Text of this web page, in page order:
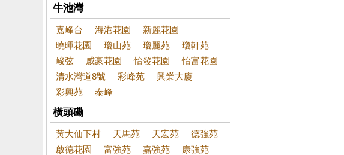
牛池灣
嘉峰台 海港花園
新麗花園
曉暉花園
瓊山苑 瓊麗苑
瓊軒苑
峻弦
威豪花園 怡發花園
怡富花園
清水灣道8號
彩峰苑
興業大廈
彩興苑
泰峰
橫頭磡
黃大仙下村 天馬苑 天宏苑
德強苑
啟德花園
富強苑 嘉強苑 康強苑